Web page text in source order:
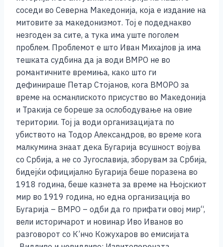
o
o
k
g
er
p
p
n
k
соседи во Северна Македонија, која е издание на
митовите за македонизмот. Тој е подеднакво
незгоден за сите, а тука има уште поголем
проблем. Проблемот е што Иван Михајлов ја има
тешката судбина да ја води ВМРО не во
романтичните времиња, како што ги
дефинираше Петар Стојанов, кога ВМОРО за
време на османлиското присуство во Македонија
и Тракија се бореше за ослободување на овие
територии. Тој ја води организацијата по
убиството на Тодор Александров, во време кога
малкумина знаат дека Бугарија всушност војува
со Србија, а не со Југославија, зборувам за Србија,
бидејќи официјално Бугарија беше поразена во
1918 година, беше казнета за време на Њојскиот
мир во 1919 година, но една организација во
Бугарија – ВМРО – одби да го прифати овој мир“,
вели историчарот и новинар Иво Иванов во
разговорот со К’нчо Кожухаров во емисиjaта